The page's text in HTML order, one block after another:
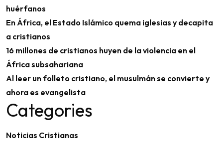
huérfanos
En África, el Estado Islámico quema iglesias y decapita
a cristianos
16 millones de cristianos huyen de la violencia en el
África subsahariana
Al leer un folleto cristiano, el musulmán se convierte y
ahora es evangelista
Categories
Noticias Cristianas